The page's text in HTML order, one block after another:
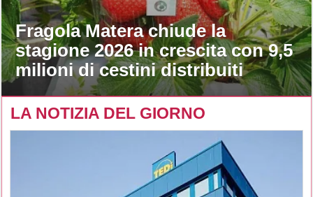
Fragola Matera chiude la
stagione 2026 in crescita con 9,5
milioni di cestini distribuiti
LA NOTIZIA DEL GIORNO